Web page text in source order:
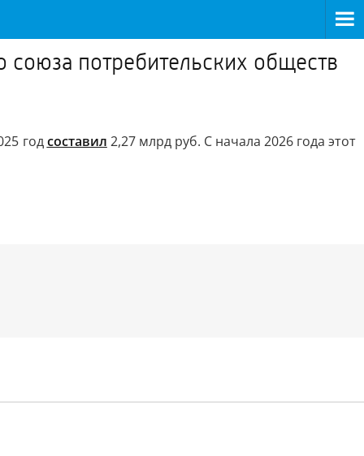
потребительских обществ
годсоставил 2,27 млрд руб. С начала 2026 года этот